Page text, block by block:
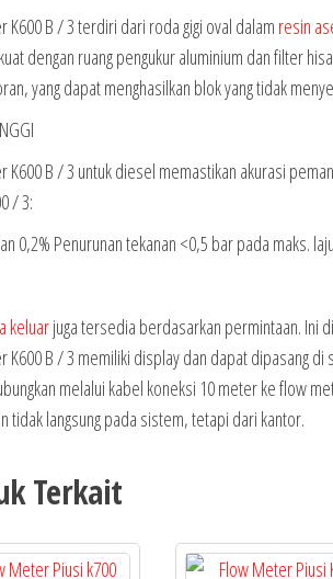
K600 B / 3 terdiri dari roda gigi oval dalam resin
dengan ruang pengukur aluminium dan filter
yang dapat menghasilkan blok yang tidak
K600 B / 3 untuk diesel memastikan akurasi
/ 3:
0,2% Penurunan tekanan <0,5 bar pada maks.
keluarjuga tersedia berdasarkan permintaan. Ini
K600 B / 3 memiliki display dan dapat dipasang
melalui kabel koneksi 10 meter ke flow
tidak langsung pada sistem, tetapi dari kantor.
Terkait